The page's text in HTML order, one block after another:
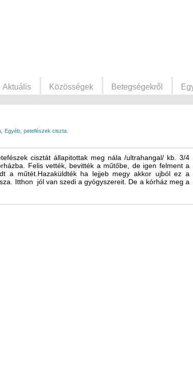
Aktuális Közösségek Betegségekről
Egyéb petefészek ciszta.
cisztát állapitottak meg nála /ultrahangal/ kb. 3/4
Felis vették, bevitték a műtőbe, de igen felment a
a műtét.Hazaküldték ha lejjeb megy akkor ujból ez a
Itthon jól van szedi a gyógyszereit. De a kórház meg a